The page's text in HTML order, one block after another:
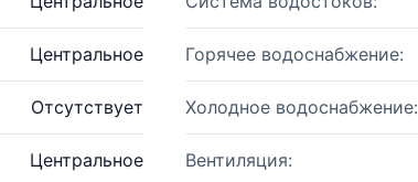
Центральное Горячее водоснабжение:
Отсутствует Холодное водоснабжение:
Центральное Вентиляция: